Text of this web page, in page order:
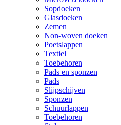
Sopdoeken
Glasdoeken
Zemen
Non-woven doeken
Poetslappen
Textiel
Toebehoren
Pads en sponzen
Pads
Slijpschijven
Sponzen
Schuurlappen
Toebehoren